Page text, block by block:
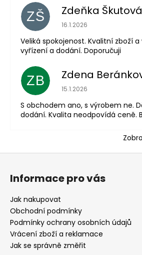
ZŠ Zdeňka Škutová
Hodnocení obchodu je
16.1.2026
Veliká spokojenost. Kvalitní zboží
vyřízení a dodání. Doporučuji
ZB Zdena
Hodnocení obchodu je
15.1.2026
S obchodem ano, s výrobem ne.
dodání. Kvalita neodpovídá ceně.
Z
Informace pro vás
Jak nakupovat
Obchodní podmínky
Podmínky ochrany osobních údajů
Vrácení zboží a reklamace
Jak se správně změřit